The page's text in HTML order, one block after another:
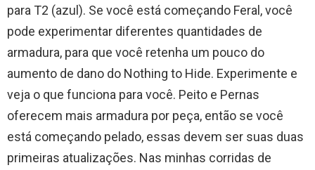
para T2 (azul). Se você está começando Feral, você
pode experimentar diferentes quantidades de
armadura, para que você retenha um pouco do
aumento de dano do Nothing to Hide. Experimente e
veja o que funciona para você. Peito e Pernas
oferecem mais armadura por peça, então se você
está começando pelado, essas devem ser suas duas
primeiras atualizações. Nas minhas corridas de